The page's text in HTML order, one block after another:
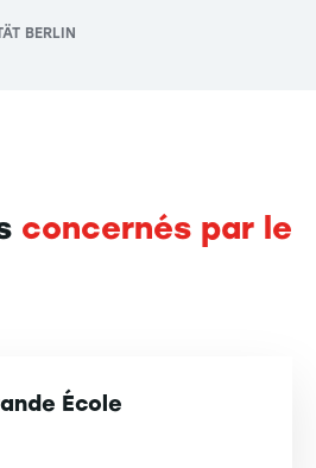
BERLIN
concernés par le
École